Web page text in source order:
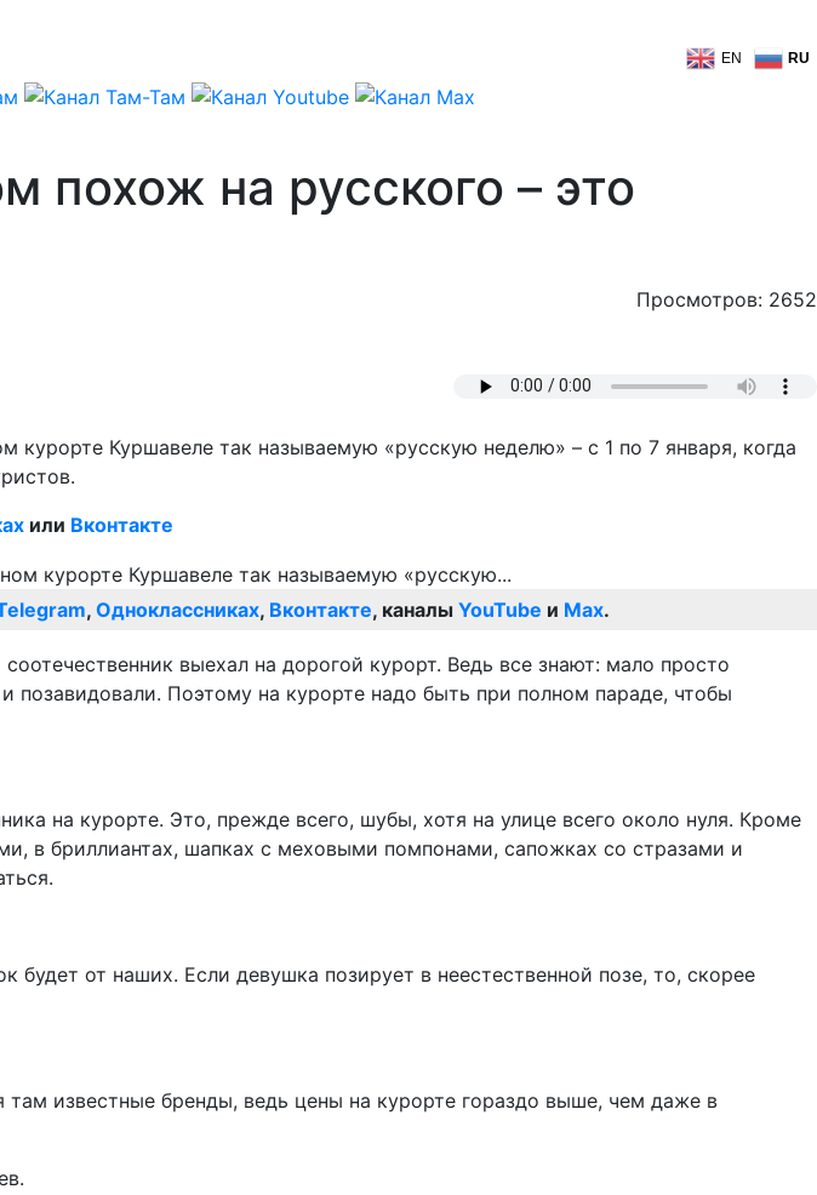
EN RU
похож на русского – это
Просмотров: 2652
Куршавеле так называемую «русскую неделю» – с 1 по 7 января, когда
или Вконтакте
, Одноклассниках, Вконтакте, каналы YouTube и Max.
выехал на дорогой курорт. Ведь все знают: мало просто
Поэтому на курорте надо быть при полном параде, чтобы
на курорте. Это, прежде всего, шубы, хотя на улице всего около нуля. Кроме
в бриллиантах, шапках с меховыми помпонами, сапожках со стразами и
будет от наших. Если девушка позирует в неестественной позе, то, скорее
известные бренды, ведь цены на курорте гораздо выше, чем даже в